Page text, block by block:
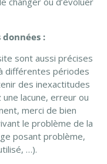
:
sont aussi précises
différentes périodes
des inexactitudes
lacune, erreur ou
merci de bien
le problème de la
posant problème,
…).